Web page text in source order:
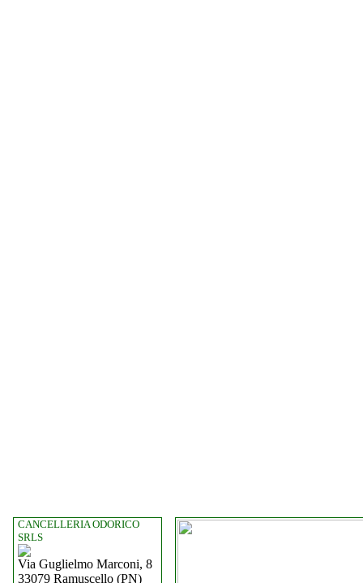
CANCELLERIA ODORICO
SRLS
Via Guglielmo Marconi, 8
33079 Ramuscello (PN)